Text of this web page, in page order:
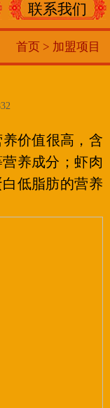
联系我们
加盟项目
首页 >
价值很高，含
养成分；虾肉
低脂肪的营养